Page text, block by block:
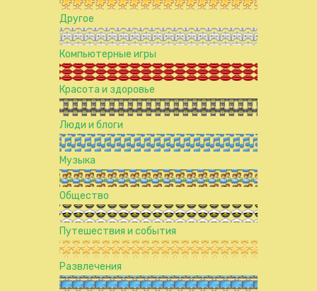
Другое
Компьютерные игры
Красота и здоровье
Люди и блоги
Музыка
Общество
Путешествия и события
Развлечения